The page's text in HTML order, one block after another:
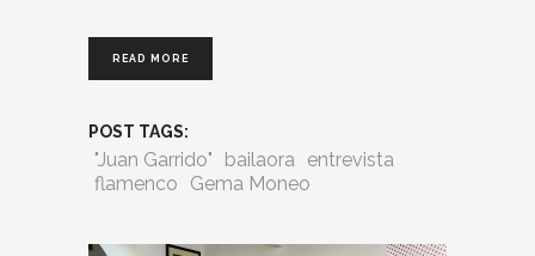
READ MORE
POST TAGS:
"Juan Garrido" bailaora
entrevista
flamenco
Gema Moneo